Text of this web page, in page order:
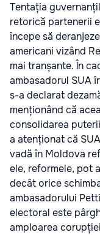
Tentația
retorică partenerii
începe să
americani vizând
mai tranșante. În
ambasadorul SUA
s-a declarat
menționând că
consolidarea
a atenționat că
vadă în Moldova
ele, reformele, pot
decât orice
ambasadorului
electoral este
amploarea